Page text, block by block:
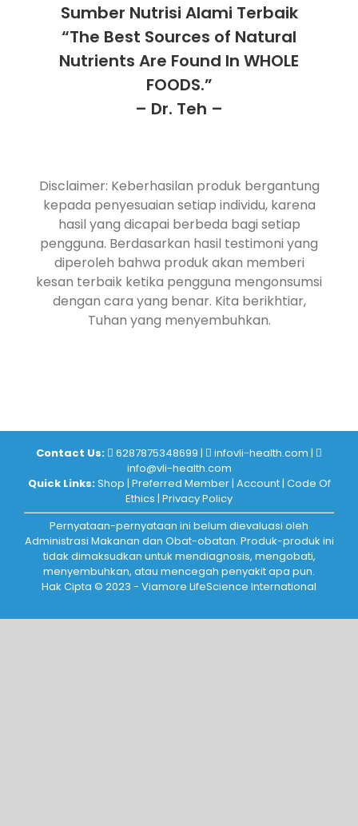
Sumber Nutrisi Alami Terbaik
“The Best Sources of Natural
Nutrients Are Found In WHOLE
FOODS.”
– Dr. Teh –
Disclaimer: Keberhasilan produk bergantung
kepada penyesuaian setiap individu, karena
hasil yang dicapai berbeda bagi setiap
pengguna. Berdasarkan hasil testimoni yang
diperoleh bahwa produk akan memberi
kesan terbaik ketika pengguna mengonsumsi
dengan cara yang benar. Kita berikhtiar,
Tuhan yang menyembuhkan.
Contact Us: 6287875348699 | infovli-health.com |
info@vli-health.com
Quick Links:Shop | Preferred Member| Account| Code Of
Ethics | Privacy Policy
Pernyataan-pernyataan ini belum dievaluasi oleh
Administrasi Makanan dan Obat-obatan. Produk-produk ini
tidak dimaksudkan untuk mendiagnosis, mengobati,
menyembuhkan, atau mencegah penyakit apa pun.
Hak Cipta © 2023 - Viamore LifeScience International